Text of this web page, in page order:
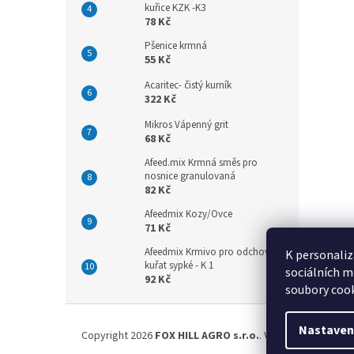
K
sociálních
soubory
kuřice KZK -K3
78 Kč
Pšenice krmná
55 Kč
Acaritec- čistý kurník
322 Kč
Mikros Vápenný grit
68 Kč
Afeed.mix Krmná směs pro
nosnice granulovaná
82 Kč
Afeedmix Kozy/Ovce
71 Kč
Afeedmix Krmivo pro odchov
kuřat sypké - K 1
92 Kč
Copyright 2026 FOX HILL AGRO s.r.o.. Všechna práva